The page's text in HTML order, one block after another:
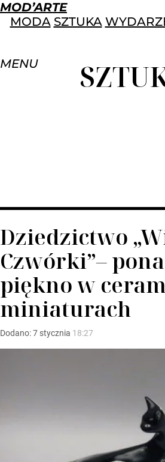
MOD’ARTE
MODA SZTUKA
MENU
Dziedzictwo
Czwórki”–
piękno w
miniaturach
Dodano:7 stycznia 18:27